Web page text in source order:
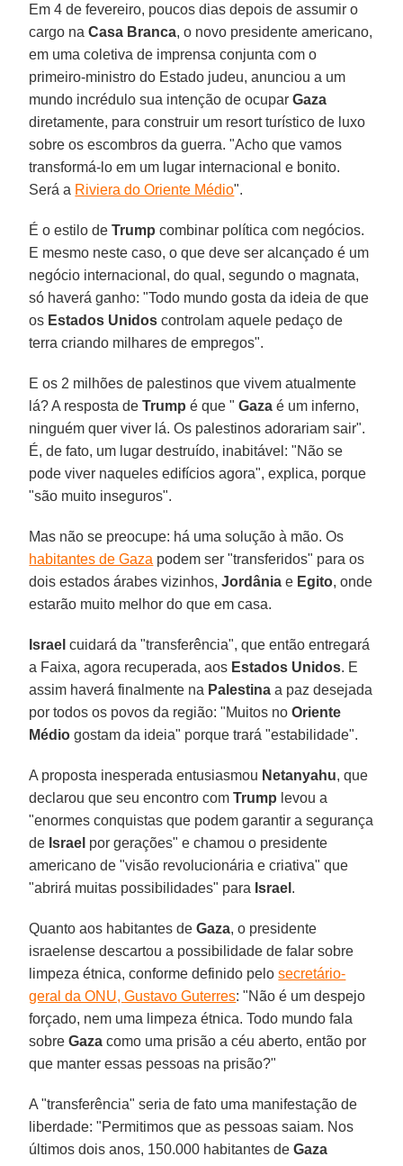
Em 4 de fevereiro, poucos dias depois de assumir o
cargo naCasa Branca, o novo presidente americano,
em uma coletiva de imprensa conjunta com o
primeiro-ministro do Estado judeu, anunciou a um
mundo incrédulo sua intenção de ocuparGaza
diretamente, para construir um resort turístico de luxo
sobre os escombros da guerra. "Acho que vamos
transformá-lo em um lugar internacional e bonito.
Será a Riviera do Oriente Médio".
É o estilo deTrump combinar política com negócios.
E mesmo neste caso, o que deve ser alcançado é um
negócio internacional, do qual, segundo o magnata,
só haverá ganho: "Todo mundo gosta da ideia de que
os Estados Unidos controlam aquele pedaço de
terra criando milhares de empregos".
E os 2 milhões de palestinos que vivem atualmente
lá? A resposta deTrump é que "Gaza é um inferno,
ninguém quer viver lá. Os palestinos adorariam sair".
É, de fato, um lugar destruído, inabitável: "Não se
pode viver naqueles edifícios agora", explica, porque
"são muito inseguros".
Mas não se preocupe: há uma solução à mão. Os
habitantes de Gaza podem ser "transferidos" para os
dois estados árabes vizinhos,Jordânia e Egito, onde
estarão muito melhor do que em casa.
Israel cuidará da "transferência", que então entregará
a Faixa, agora recuperada, aos Estados Unidos. E
assim haverá finalmente na Palestina a paz desejada
por todos os povos da região: "Muitos noOriente
Médio gostam da ideia" porque trará "estabilidade".
A proposta inesperada entusiasmou Netanyahu, que
declarou que seu encontro comTrump levou a
"enormes conquistas que podem garantir a segurança
de Israel por gerações" e chamou o presidente
americano de "visão revolucionária e criativa" que
"abrirá muitas possibilidades" para Israel .
Quanto aos habitantes deGaza, o presidente
israelense descartou a possibilidade de falar sobre
limpeza étnica, conforme definido pelosecretário-
geral da ONU, Gustavo Guterres: "Não é um despejo
forçado, nem uma limpeza étnica. Todo mundo fala
sobreGaza como uma prisão a céu aberto, então por
que manter essas pessoas na prisão?"
A "transferência" seria de fato uma manifestação de
liberdade: "Permitimos que as pessoas saiam. Nos
últimos dois anos, 150.000 habitantes deGaza